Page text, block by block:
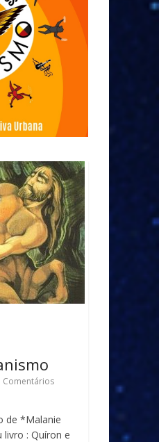
Comentários
de *Malanie
livro : Quíron e